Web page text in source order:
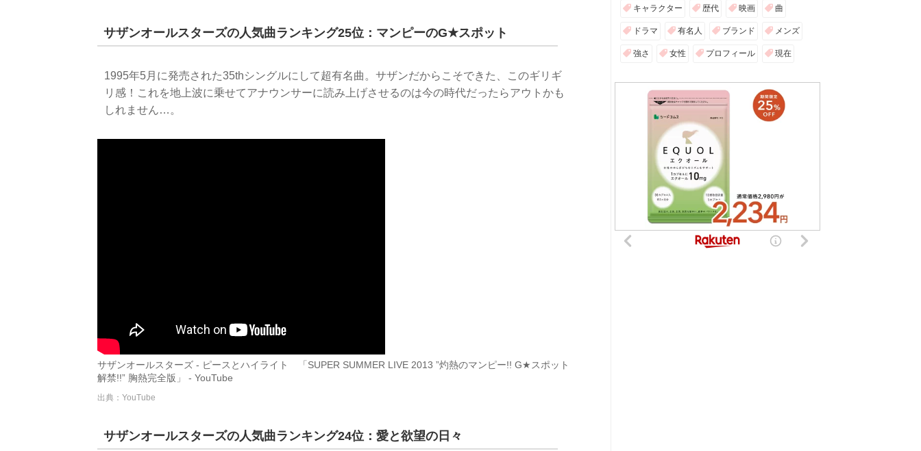
サザンオールスターズの人気曲ランキング25位：マンピーのG★スポット
1995年5月に発売された35thシングルにして超有名曲。サザンだからこそできた、このギリギ
リ感！これを地上波に乗せてアナウンサーに読み上げさせるのは今の時代だったらアウトかも
しれません…。
サザンオールスターズ - ピースとハイライト 「SUPER SUMMER LIVE 2013 ”灼熱のマンピー!! G★スポット
解禁!!” 胸熱完全版」 - YouTube
出典：YouTube
サザンオールスターズの人気曲ランキング24位：愛と欲望の日々
キャラクター 歴代 映画 曲
ドラマ 有名人 ブランド メンズ
強さ 女性 プロフィール 現在